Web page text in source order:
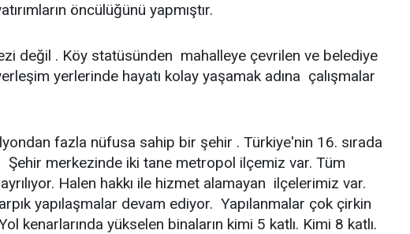
öncülüğünü yapmıştır.
değil . Köy statüsünden mahalleye çevrilen ve belediye
yerlerinde hayatı kolay yaşamak adına çalışmalar
fazla nüfusa sahip bir şehir . Türkiye'nin 16. sırada
merkezinde iki tane metropol ilçemiz var. Tüm
Halen hakkı ile hizmet alamayan ilçelerimiz var.
yapılaşmalar devam ediyor. Yapılanmalar çok çirkin
kenarlarında yükselen binaların kimi 5 katlı. Kimi 8 katlı.